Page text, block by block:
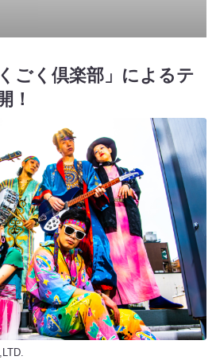
ごく倶楽部」によるテ
！